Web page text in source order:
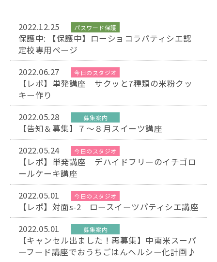
2022.12.25 パスワード保護
保護中: 【保護中】ローショコラパティシエ認
定校専用ページ
2022.06.27
今日のスタジオ
【レポ】単発講座 サクッと7種類の米粉クッ
キー作り
2022.05.28
募集案内
【告知＆募集】７～８月スイーツ講座
2022.05.24
今日のスタジオ
【レポ】単発講座 デハイドフリーのイチゴロ
ールケーキ講座
2022.05.01
今日のスタジオ
【レポ】対面s-2 ロースイーツパティシエ講座
2022.05.01
募集案内
【キャンセル出ました！再募集】中南米スーパ
ーフード講座でおうちごはんヘルシー化計画♪